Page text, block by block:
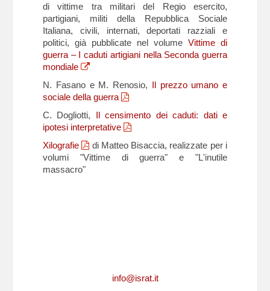
di vittime tra militari del Regio esercito,
partigiani, militi della Repubblica Sociale
Italiana, civili, internati, deportati razziali e
politici, già pubblicate nel volume Vittime di
guerra – I caduti artigiani nella Seconda guerra
mondiale
N. Fasano e M. Renosio, Il prezzo umano e
sociale della guerra
C. Dogliotti, Il censimento dei caduti: dati e
ipotesi interpretative
Xilografie
di Matteo Bisaccia, realizzate per i
volumi "Vittime di guerra" e "L'inutile
massacro"
info@israt.it